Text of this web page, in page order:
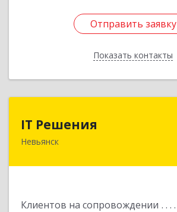
Отправить заявку
Показать контакты
Отправить заявку
Назад
IT Решения
Невьянск
Клиентов на сопровождении